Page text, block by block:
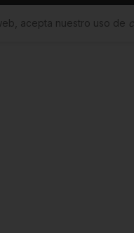
acepta nuestro uso de